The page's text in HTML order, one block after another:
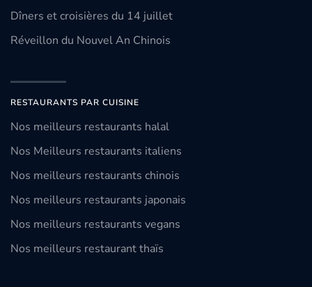
Dîners et croisières du 14 juillet
Réveillon du Nouvel An Chinois
RESTAURANTS PAR CUISINE
Nos meilleurs restaurants halal
Nos Meilleurs restaurants italiens
Nos meilleurs restaurants chinois
Nos meilleurs restaurants japonais
Nos meilleurs restaurants vegans
Nos meilleurs restaurant thaïs